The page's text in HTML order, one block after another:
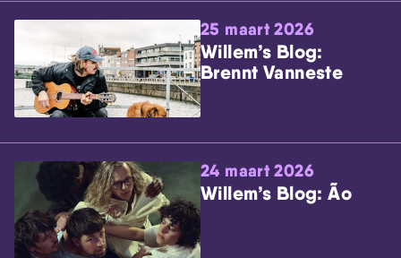
25 maart 2026
Willem’s Blog:
Brennt Vanneste
24 maart 2026
Willem’s Blog: Ão